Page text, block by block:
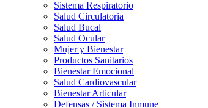
Sistema Respiratorio
Salud Circulatoria
Salud Bucal
Salud Ocular
Mujer y Bienestar
Productos Sanitarios
Bienestar Emocional
Salud Cardiovascular
Bienestar Articular
Defensas / Sistema Inmune